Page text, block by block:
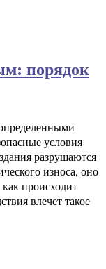
порядок
условия
разрушаются
износа, оно
происходит
влечет такое